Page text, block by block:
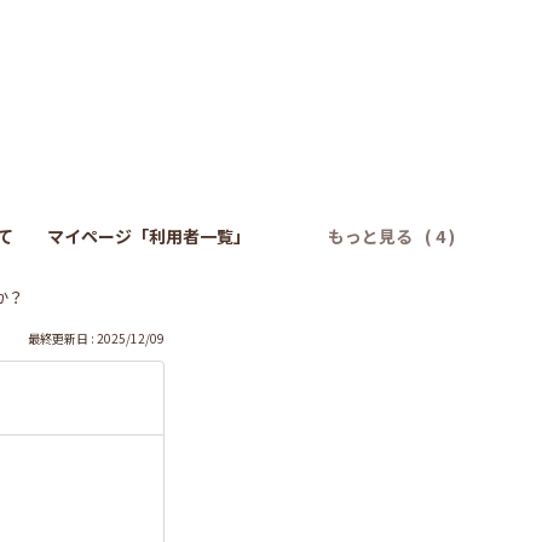
マイページ「利用者一覧」 もっと見る
？
最終更新日 : 2025/12/09